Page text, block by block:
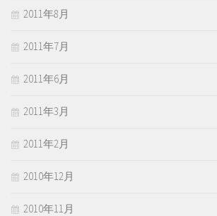
2011年8月
2011年7月
2011年6月
2011年3月
2011年2月
2010年12月
2010年11月